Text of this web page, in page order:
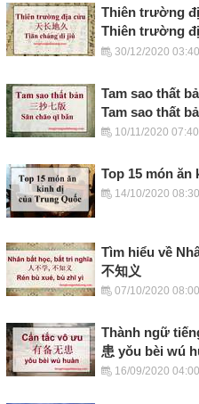
Thiên trường
Thiên trường
30/12/2020 03:40
Tam sao thất
Tam sao thất
10/11/2020 07:40
Top 15 món ăn
14/10/2020 08:30
Tìm hiểu về
不知义
07/10/2020 08:00
Thành ngữ
患 yǒu bèi wú
16/09/2020 04:00